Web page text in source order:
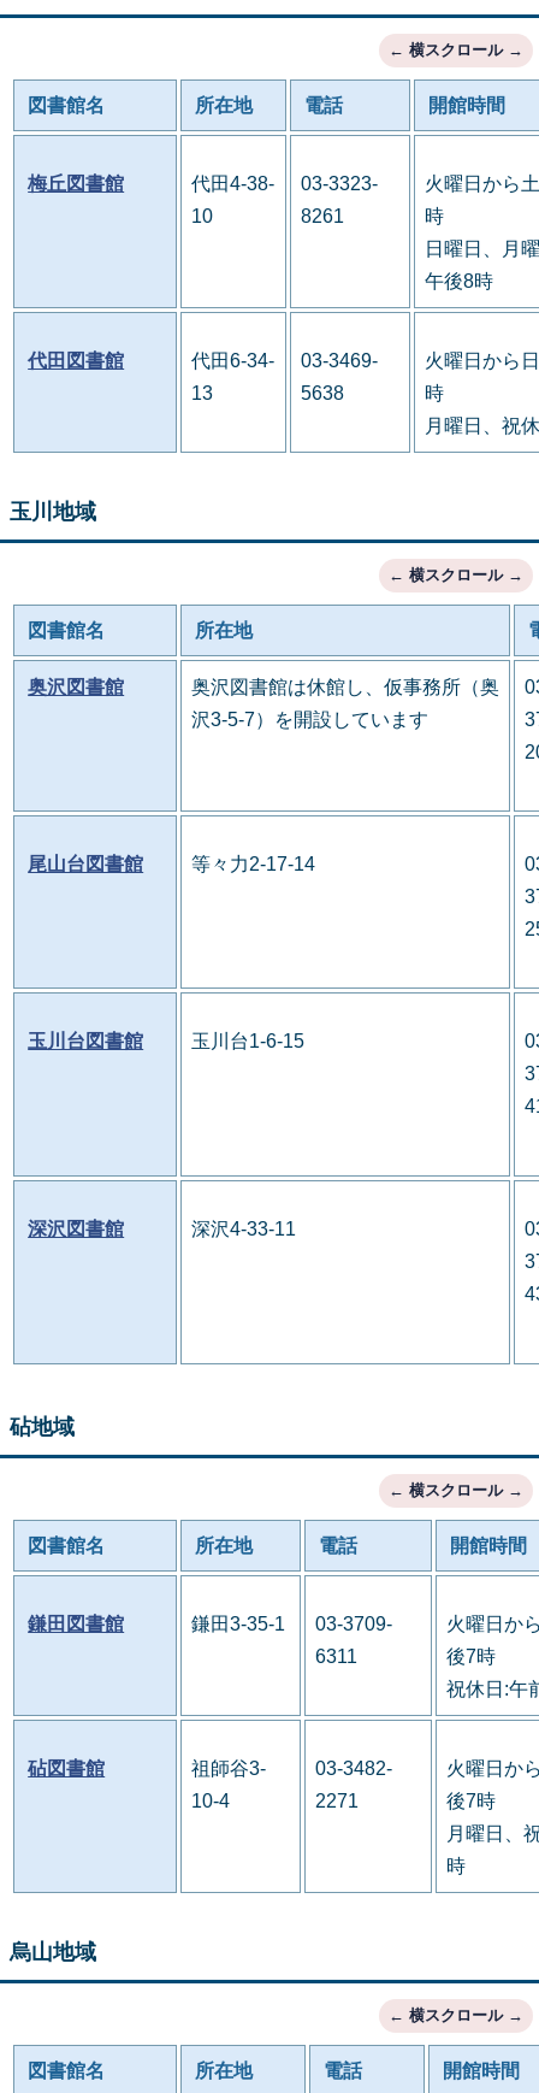
図書館名 所在地 電話 開館時間
梅丘図書館
代田4-38-
10
03-3323-
8261
火曜日から
時
日曜日、月
午後8時
代田図書館
代田6-34-
13
03-3469-
5638
火曜日から
時
月曜日、祝
玉川地域
図書館名 所在地
奥沢図書館
奥沢図書館は休館し、仮事務所（奥
沢3-5-7）を開設しています
尾山台図書館 等々力2-17-14
玉川台図書館 玉川台1-6-15
深沢図書館 深沢4-33-11
砧地域
図書館名 所在地 電話 開館時間
鎌田図書館 鎌田3-35-1
03-3709-
6311
火曜日か
後7時
祝休日:午
砧図書館
祖師谷3-
10-4
03-3482-
2271
火曜日か
後7時
月曜日、
時
烏山地域
図書館名 所在地 電話 開館時間